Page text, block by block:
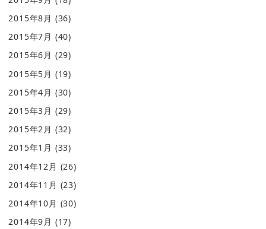
2015年8月 (36)
2015年7月 (40)
2015年6月 (29)
2015年5月 (19)
2015年4月 (30)
2015年3月 (29)
2015年2月 (32)
2015年1月 (33)
2014年12月 (26)
2014年11月 (23)
2014年10月 (30)
2014年9月 (17)